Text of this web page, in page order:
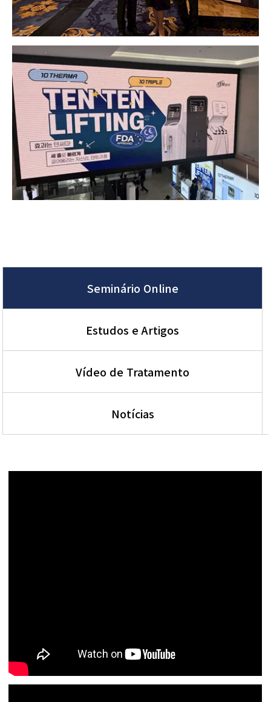
Seminário Online
Estudos e Artigos
Vídeo de Tratamento
Notícias